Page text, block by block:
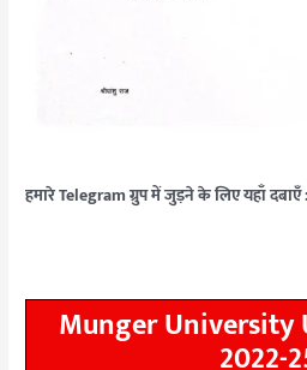
हमारे Telegram ग्रुप में जुड़ने के लिए यहाँ दबाएँ
Munger University
2022-